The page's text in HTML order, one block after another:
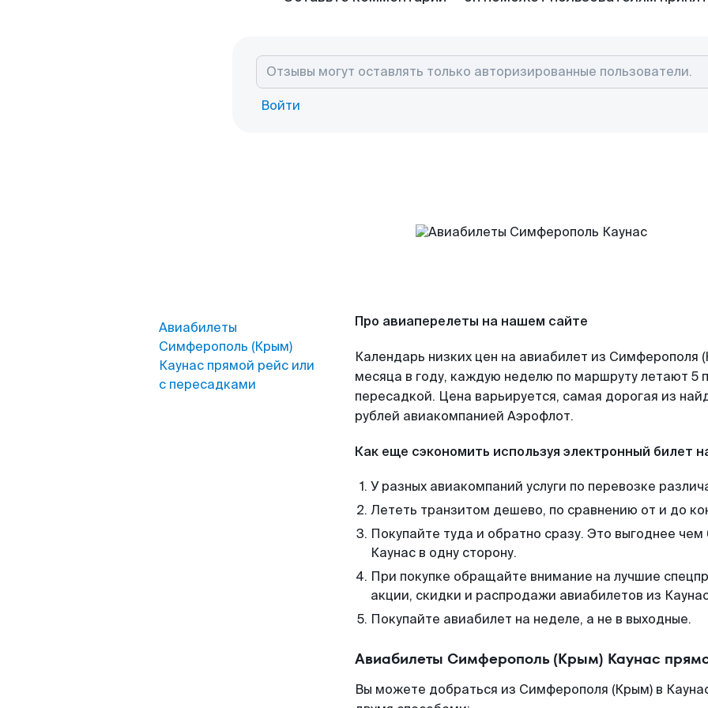
Войти
Авиабилеты
Симферополь (Крым)
Каунас прямой рейс или
с пересадками
Про авиаперелеты на нашем сайте
Календарь низких цен на авиабилет из Симферополя
месяца в году, каждую неделю по маршруту летают 5
пересадкой. Цена варьируется, самая дорогая из
рублей авиакомпанией Аэрофлот.
Как еще сэкономить используя электронный билет
У разных авиакомпаний услуги по перевозке
Лететь транзитом дешево, по сравнению от и до
Покупайте туда и обратно сразу. Это выгоднее
Каунас в одну сторону.
При покупке обращайте внимание на лучшие
акции, скидки и распродажи авиабилетов из
Покупайте авиабилет на неделе, а не в выходные.
Авиабилеты Симферополь (Крым) Каунас
Вы можете добраться из Симферополя (Крым) в